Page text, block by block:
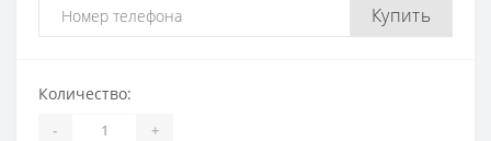
Купить
Количество:
- +